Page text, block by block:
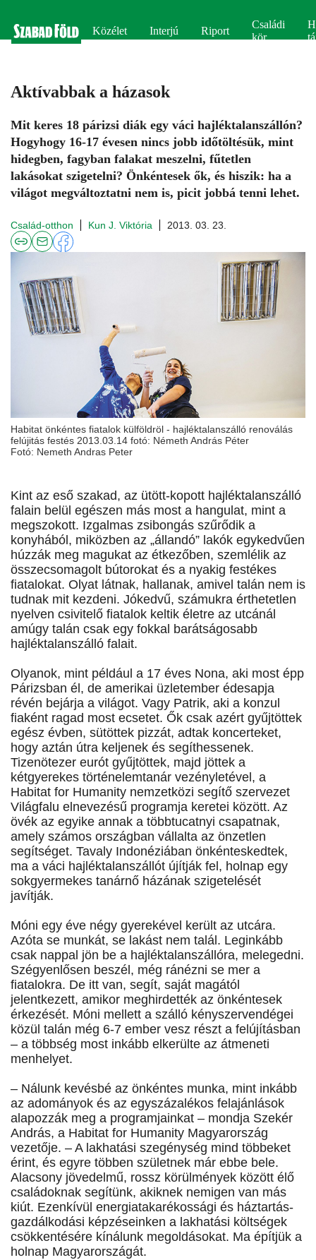
Közélet Interjú Riport
Családi
kör
Aktívabbak a házasok
Mit keres 18 párizsi diák egy váci hajléktalanszállón?
Hogyhogy 16-17 évesen nincs jobb időtöltésük, mint
hidegben, fagyban falakat meszelni, fűtetlen
lakásokat szigetelni? Önkéntesek ők, és hiszik: ha a
világot megváltoztatni nem is, picit jobbá tenni lehet.
Család-otthon Kun J. Viktória 2013. 03. 23.
Habitat önkéntes fiatalok külföldröl - hajléktalanszálló renoválás
felújitás festés 2013.03.14 fotó: Németh András Péter
Fotó: Nemeth Andras Peter
Kint az eső szakad, az ütött-kopott hajléktalanszálló
falain belül egészen más most a hangulat, mint a
megszokott. Izgalmas zsibongás szűrődik a
konyhából, miközben az „állandó” lakók egykedvűen
húzzák meg magukat az étkezőben, szemlélik az
összecsomagolt bútorokat és a nyakig festékes
fiatalokat. Olyat látnak, hallanak, amivel talán nem is
tudnak mit kezdeni. Jókedvű, számukra érthetetlen
nyelven csivitelő fiatalok keltik életre az utcánál
amúgy talán csak egy fokkal barátságosabb
hajléktalanszálló falait.
Olyanok, mint például a 17 éves Nona, aki most épp
Párizsban él, de amerikai üzletember édesapja
révén bejárja a világot. Vagy Patrik, aki a konzul
fiaként ragad most ecsetet. Ők csak azért gyűjtöttek
egész évben, sütöttek pizzát, adtak koncerteket,
hogy aztán útra keljenek és segíthessenek.
Tizenötezer eurót gyűjtöttek, majd jöttek a
kétgyerekes történelemtanár vezényletével, a
Habitat for Humanity nemzetközi segítő szervezet
Világfalu elnevezésű programja keretei között. Az
övék az egyike annak a többtucatnyi csapatnak,
amely számos országban vállalta az önzetlen
segítséget. Tavaly Indonéziában önkénteskedtek,
ma a váci hajléktalanszállót újítják fel, holnap egy
sokgyermekes tanárnő házának szigetelését
javítják.
Móni egy éve négy gyerekével került az utcára.
Azóta se munkát, se lakást nem talál. Leginkább
csak nappal jön be a hajléktalanszállóra, melegedni.
Szégyenlősen beszél, még ránézni se mer a
fiatalokra. De itt van, segít, saját magától
jelentkezett, amikor meghirdették az önkéntesek
érkezését. Móni mellett a szálló kényszervendégei
közül talán még 6-7 ember vesz részt a felújításban
– a többség most inkább elkerülte az átmeneti
menhelyet.
– Nálunk kevésbé az önkéntes munka, mint inkább
az adományok és az egyszázalékos felajánlások
alapozzák meg a programjainkat – mondja Szekér
András, a Habitat for Humanity Magyarország
vezetője. – A lakhatási szegénység mind többeket
érint, és egyre többen születnek már ebbe bele.
Alacsony jövedelmű, rossz körülmények között élő
családoknak segítünk, akiknek nemigen van más
kiút. Ezenkívül energiatakarékossági és háztartás-
gazdálkodási képzéseinken a lakhatási költségek
csökkentésére kínálunk megoldásokat. Ma építjük a
holnap Magyarországát.